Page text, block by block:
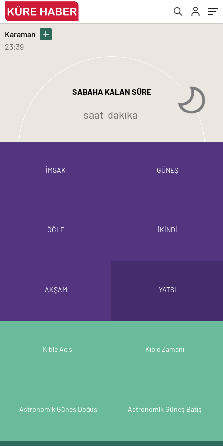
Karaman
23:39
SABAHA KALAN SÜRE
saat dakika
İMSAK GÜNEŞ
ÖĞLE İKİNDİ
AKŞAM YATSI
Kıble Açısı Kıble Zamanı
Astronomik Güneş Doğuş Astronomik Güneş Batış